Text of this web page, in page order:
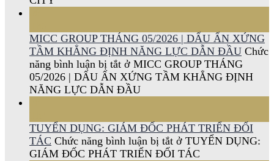
MICC GROUP THÁNG 05/2026 | DẤU ẤN XỨNG
TẦM KHẲNG ĐỊNH NĂNG LỰC DẪN ĐẦU Chức
năng bình luận bị tắt ở MICC GROUP THÁNG
05/2026 | DẤU ẤN XỨNG TẦM KHẲNG ĐỊNH
NĂNG LỰC DẪN ĐẦU
TUYỂN DỤNG: GIÁM ĐỐC PHÁT TRIỂN ĐỐI
TÁC Chức năng bình luận bị tắt ở TUYỂN DỤNG:
GIÁM ĐỐC PHÁT TRIỂN ĐỐI TÁC